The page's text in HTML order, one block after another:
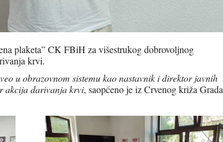
plaketa” CK FBiH za višestrukog dobrovoljnog
krvi.
u obrazovnom sistemu kao nastavnik i direktor javnih
akcija darivanja krvi, saopćeno je iz Crvenog križa Grada